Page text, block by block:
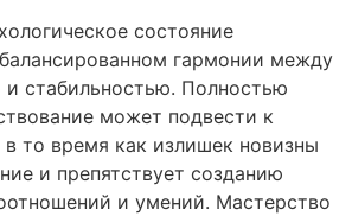
состояние
гармонии между
и стабильностью. Полностью
может подвести к
то время как излишек новизны
и препятствует созданию
и умений. Мастерство